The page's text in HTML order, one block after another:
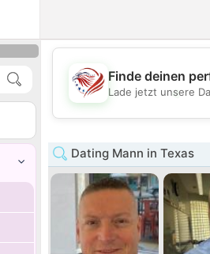
Finde deinen
Lade jetzt unsere
Dating Mann in Texas